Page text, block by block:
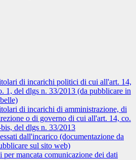
di incarichi politici di cui all'art. 14,
1, del dlgs n. 33/2013 (da pubblicare in
di incarichi di amministrazione, di
o di governo di cui all'art. 14, co.
del dlgs n. 33/2013
dall'incarico (documentazione da
sul sito web)
per mancata comunicazione dei dati